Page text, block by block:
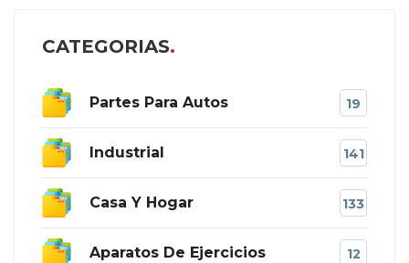
CATEGORIAS
Partes Para Autos 19
Industrial 141
Casa Y Hogar 133
Aparatos De Ejercicios 12